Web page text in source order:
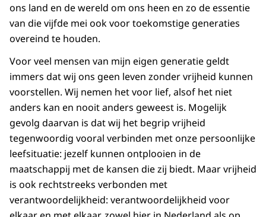
ons land en de wereld om ons heen en zo de essentie
van die vijfde mei ook voor toekomstige generaties
overeind te houden.
Voor veel mensen van mijn eigen generatie geldt
immers dat wij ons geen leven zonder vrijheid kunnen
voorstellen. Wij nemen het voor lief, alsof het niet
anders kan en nooit anders geweest is. Mogelijk
gevolg daarvan is dat wij het begrip vrijheid
tegenwoordig vooral verbinden met onze persoonlijke
leefsituatie: jezelf kunnen ontplooien in de
maatschappij met de kansen die zij biedt. Maar vrijheid
is ook rechtstreeks verbonden met
verantwoordelijkheid: verantwoordelijkheid voor